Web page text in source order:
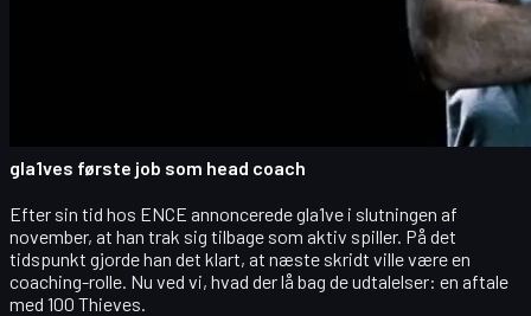
I denne artikel dykker vi ned i, hvorfor gla1ves karriereskifte er så
stort, hvad det betyder for rain, hvordan 100 Thieves Roobet
bliver positioneret i den internationale CS2-økosystem, og
hvordan hele det her setup hænger sammen med den voksende
gla1ves første job som head coach
Efter sin tid hos ENCE annoncerede gla1ve i slutningen af
november, at han trak sig tilbage som aktiv spiller. På det
tidspunkt gjorde han det klart, at næste skridt ville være en
coaching-rolle. Nu ved vi, hvad der lå bag de udtalelser: en aftale
med 100 Thieves.